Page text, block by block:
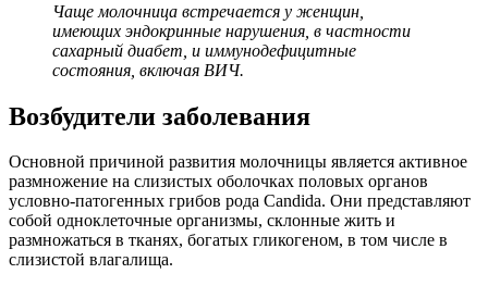
Чаще молочница встречается у женщин,
имеющих эндокринные нарушения, в частности
сахарный диабет, и иммунодефицитные
состояния, включая ВИЧ.
Возбудители заболевания
Основной причиной развития молочницы является активное
размножение на слизистых оболочках половых органов
условно-патогенных грибов рода Candida. Они представляют
собой одноклеточные организмы, склонные жить и
размножаться в тканях, богатых гликогеном, в том числе в
слизистой влагалища.